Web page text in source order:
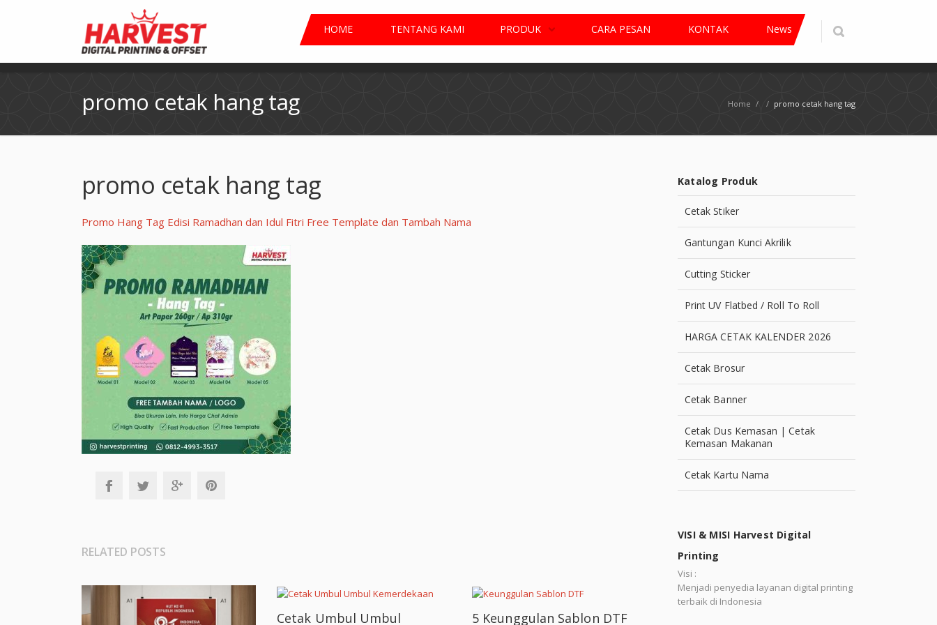
HOME TENTANG KAMI PRODUK CARA PESAN KONTAK News
Home / / promo cetak hang tag
promo cetak hang tag
promo cetak hang tag
Promo Hang Tag Edisi Ramadhan dan Idul Fitri Free Template dan Tambah Nama
RELATED POSTS
Cetak Umbul Umbul 5 Keunggulan Sablon DTF
Katalog Produk
Cetak Stiker
Gantungan Kunci Akrilik
Cutting Sticker
Print UV Flatbed / Roll To Roll
HARGA CETAK KALENDER 2026
Cetak Brosur
Cetak Banner
Cetak Dus Kemasan | Cetak
Kemasan Makanan
Cetak Kartu Nama
VISI & MISI Harvest Digital
Printing
Visi :
Menjadi penyedia layanan digital printing
terbaik di Indonesia